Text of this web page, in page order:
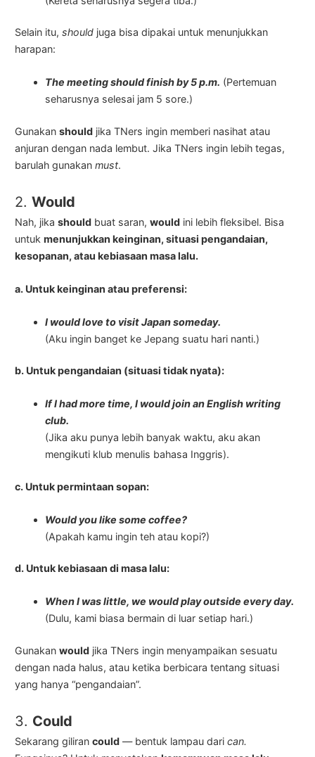
Selain itu,should juga bisa dipakai untuk menunjukkan
harapan:
The meeting should finish by 5 p.m. (Pertemuan
seharusnya selesai jam 5 sore.)
Gunakanshould jika TNers ingin memberi nasihat atau
anjuran dengan nada lembut. Jika TNers ingin lebih tegas,
barulah gunakanmust.
2.Would
Nah, jikashould buat saran,would ini lebih fleksibel. Bisa
untukmenunjukkan keinginan, situasi pengandaian,
kesopanan, atau kebiasaan masa lalu.
a. Untuk keinginan atau preferensi:
I would love to visit Japan someday.
(Aku ingin banget ke Jepang suatu hari nanti.)
b. Untuk pengandaian (situasi tidak nyata):
If I had more time, I would join an English writing
club.
(Jika aku punya lebih banyak waktu, aku akan
mengikuti klub menulis bahasa Inggris).
c. Untuk permintaan sopan:
Would you like some coffee?
(Apakah kamu ingin teh atau kopi?)
d. Untuk kebiasaan di masa lalu:
When I was little, we would play outside every day.
(Dulu, kami biasa bermain di luar setiap hari.)
Gunakanwould jika TNers ingin menyampaikan sesuatu
dengan nada halus, atau ketika berbicara tentang situasi
yang hanya “pengandaian”.
3. Could
Sekarang gilirancould — bentuk lampau darican.